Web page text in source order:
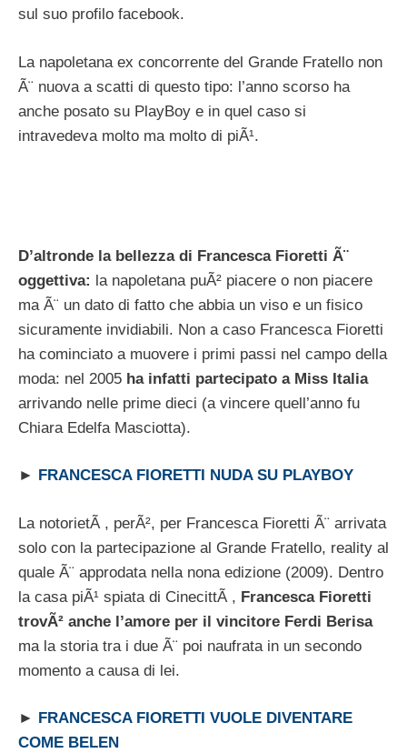
sul suo profilo facebook.
La napoletana ex concorrente del Grande Fratello non
Ã¨ nuova a scatti di questo tipo: l’anno scorso ha
anche posato su PlayBoy e in quel caso si
intravedeva molto ma molto di piÃ¹.
D’altronde la bellezza di Francesca Fioretti Ã¨
oggettiva: la napoletana puÃ² piacere o non piacere
ma Ã¨ un dato di fatto che abbia un viso e un fisico
sicuramente invidiabili. Non a caso Francesca Fioretti
ha cominciato a muovere i primi passi nel campo della
moda: nel 2005 ha infatti partecipato a Miss Italia
arrivando nelle prime dieci (a vincere quell’anno fu
Chiara Edelfa Masciotta).
► FRANCESCA FIORETTI NUDA SU PLAYBOY
La notorietÃ , perÃ², per Francesca Fioretti Ã¨ arrivata
solo con la partecipazione al Grande Fratello, reality al
quale Ã¨ approdata nella nona edizione (2009). Dentro
la casa piÃ¹ spiata di CinecittÃ , Francesca Fioretti
trovÃ² anche l’amore per il vincitore Ferdi Berisa
ma la storia tra i due Ã¨ poi naufrata in un secondo
momento a causa di lei.
►
FRANCESCA FIORETTI VUOLE DIVENTARE
COME BELEN